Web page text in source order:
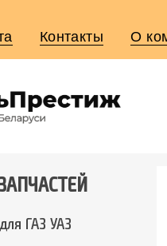
Контакты О
ГАЗ УАЗ